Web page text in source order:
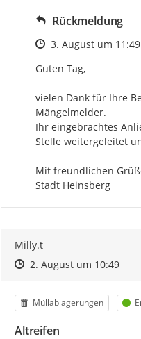
Rückmeldung
Zeitpunkt des
3. August um 11:49
Guten Tag,
vielen Dank für Ihre
Mängelmelder.
Ihr eingebrachtes
Stelle weitergeleitet
Mit freundlichen
Stadt Heinsberg
Milly.t
Zeitpunkt des Erstellens
Zeitpunkt des Erstellens
2. August um 10:49Zur
Kategorie
Müllablagerungen
Altreifen